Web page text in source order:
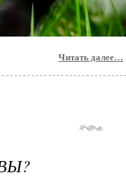
Читать далее…